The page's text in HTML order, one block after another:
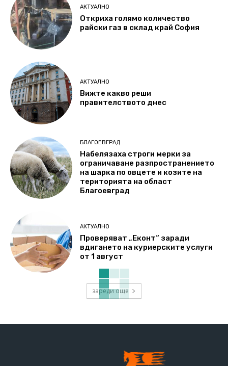
АКТУАЛНО
Откриха голямо количество
райски газ в склад край София
АКТУАЛНО
Вижте какво реши
правителството днес
БЛАГОЕВГРАД
Набелязаха строги мерки за
ограничаване разпространението
на шарка по овцете и козите на
територията на област
Благоевград
АКТУАЛНО
Проверяват „Еконт“ заради
вдигането на куриерските услуги
от 1 август
зареди още